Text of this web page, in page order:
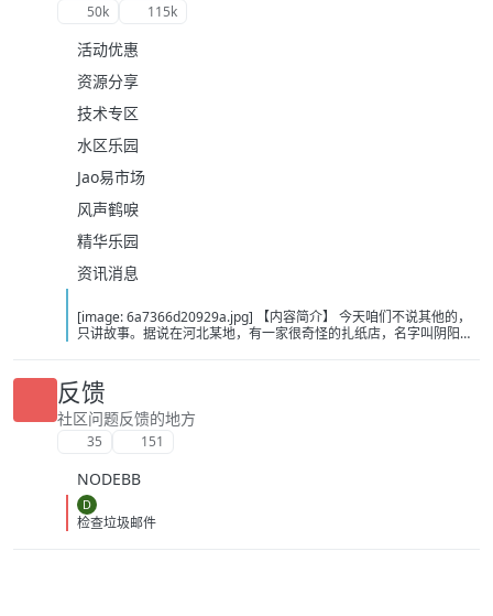
50k 115k
活动优惠
资源分享
技术专区
水区乐园
Jao易市场
风声鹤唳
精华乐园
资讯消息
[image: 6a7366d20929a.jpg] 【内容简介】 今天咱们不说其他的，
只讲故事。据说在河北某地，有一家很奇怪的扎纸店，名字叫阴阳店
缘由。于不仁到底有什么特殊之处？随着一次次危机临近于不仁身上
的谜团渐渐被解开…… 【下载地址】 百度：
https://pan.baidu.com/s/14UQyDKhozl-MvIUVOhgCYw?pwd=c12u
夸克：https://pan.quark.cn/s/efa4abf0c570?pwd=jCdN 移动：
https://yun.139.com/shareweb/#/w/i/2wFGrKgh2CMhg
反馈
社区问题反馈的地方
35 151
NODEBB
D
检查垃圾邮件